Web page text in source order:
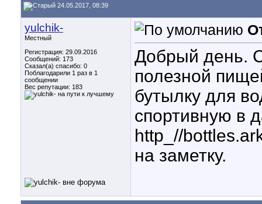
24.05.2017, 08:39
yulchik-
Местный
Регистрация: 29.09.2016
Сообщений: 173
Сказал(а) спасибо: 0
Поблагодарили 1 раз в 1
сообщении
Вес репутации: 183
Добрый день.
полезной
бутылку для
спортивную в
http_//
на заметку.